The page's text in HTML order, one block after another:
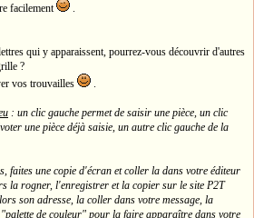
facilement
qui y apparaissent, pourrez-vous découvrir d'autres
?
vos trouvailles
: un clic gauche permet de saisir une pièce, un clic
une pièce déjà saisie, un autre clic gauche de la
faites une copie d'écran et coller la dans votre éditeur
la rogner, l'enregistrer et la copier sur le site P2T
son adresse, la coller dans votre message, la
de couleur" pour la faire apparaître dans votre